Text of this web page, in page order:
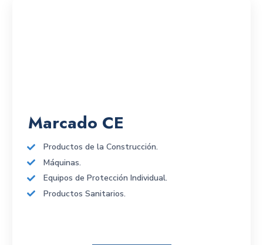
Marcado CE
Productos de la Construcción.
Máquinas.
Equipos de Protección Individual.
Productos Sanitarios.